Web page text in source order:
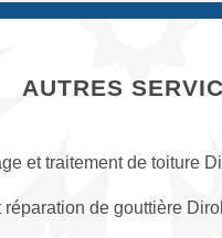
AUTRES
et traitement de toiture
réparation de gouttière Dirol